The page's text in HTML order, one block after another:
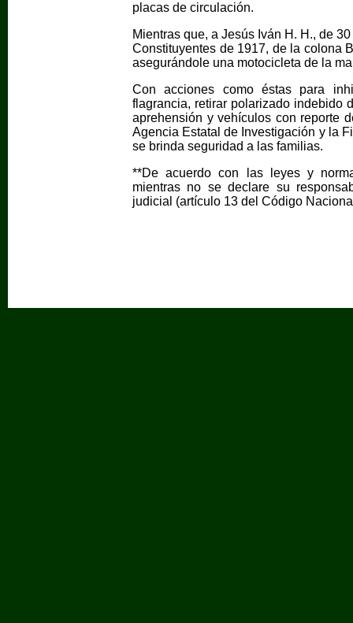
placas de circulación.
Mientras que, a Jesús Iván H. H., de
Constituyentes de 1917, de la colona
asegurándole una motocicleta de la
Con acciones como éstas para
flagrancia, retirar polarizado indebido
aprehensión y vehículos con reporte
Agencia Estatal de Investigación y la
se brinda seguridad a las familias.
**De acuerdo con las leyes y
mientras no se declare su
judicial (artículo 13 del Código